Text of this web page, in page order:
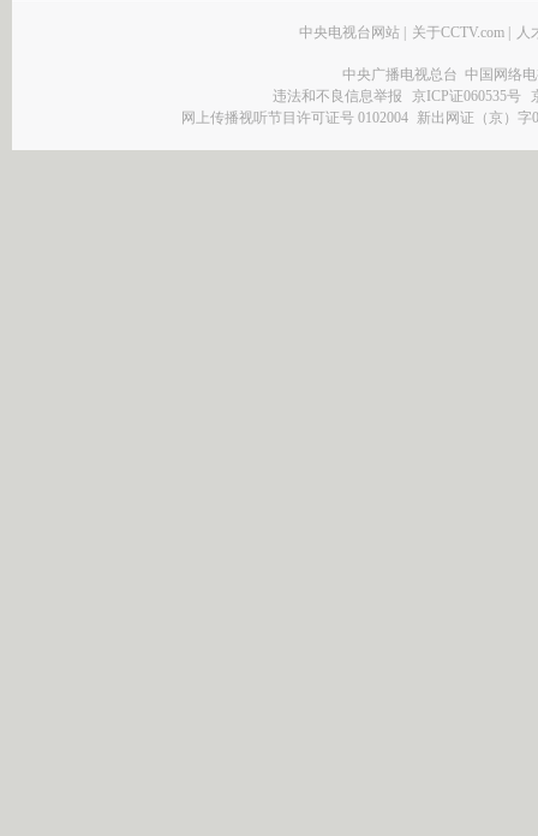
中央电视台网站 | 关于CCTV.com | 人
中央广播电视总台 中国网络
违法和不良信息举报
京ICP证060535号
网上传播视听节目许可证号 0102004 新出网证（京）